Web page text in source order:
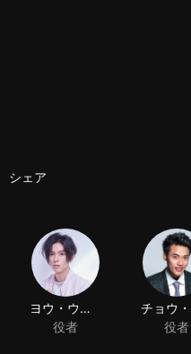
シェア
ヨウ・ウトウ
役者
役者